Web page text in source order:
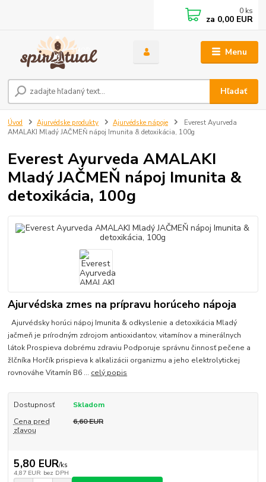
Menu
Hľadať
0 ks
za 0,00 EUR
Úvod Ajurvédske produkty Ajurvédske nápoje
Everest Ayurveda
AMALAKI Mladý JAČMEŇ nápoj Imunita & detoxikácia, 100g
Everest Ayurveda AMALAKI
Mladý JAČMEŇ nápoj Imunita &
detoxikácia, 100g
Ajurvédska zmes na prípravu horúceho nápoja
Ajurvédsky horúci nápoj Imunita & odkyslenie a detoxikácia Mladý
jačmeň je prírodným zdrojom antioxidantov, vitamínov a minerálnych
látok Prospieva dobrému zdraviu Podporuje správnu činnosť pečene a
žlčníka Horčík prispieva k alkalizácii organizmu a jeho elektrolytickej
rovnováhe Vitamín B6 ... celý popis
Dostupnosť
Skladom
Cena pred
zľavou
6,60 EUR
5,80 EUR/ks
4,87 EUR bez DPH